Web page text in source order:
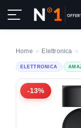
Home » Elettronica »
ELETTRONICA
-13%